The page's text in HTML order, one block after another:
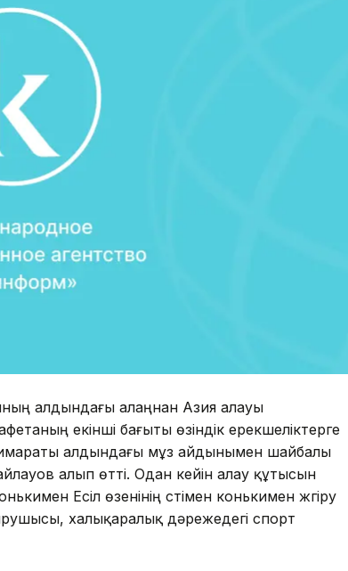
алдындағы алаңнан Азия алауы
екінші бағыты өзіндік ерекшеліктерге
алдындағы мұз айдынымен шайбалы
алып өтті. Одан кейін алау құтысын
Есіл өзенінің үстімен конькимен жүгіру
халықаралық дәрежедегі спорт